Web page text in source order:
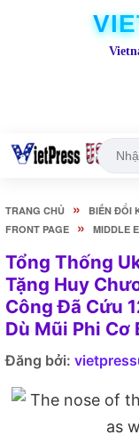
TRANG CHỦ » BIẾN ĐỔI
FRONT PAGE » MIDDLE
Tổng Thống
Tặng Huy
Công Đã Cứu
Dù Mũi Phi Cơ
Đăng bởi: